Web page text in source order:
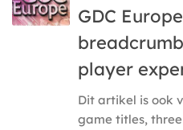
GDC
player
Dit artikel is ook
game titles,